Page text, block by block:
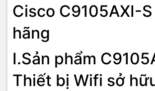
Cisco C9105AXI-
hãng
I.Sản phẩm
Thiết bị Wifi sở
Chế độ hoạt động
Hoạt động với chế độ
Hỗ trợ Wireless Mesh ,
FlexConnect, Monitor,
– Nhiệt độ: -22° to 158°F